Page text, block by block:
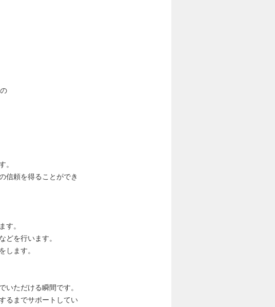
。
信頼を得ることができ
す。
どを行います。
します。
いただける瞬間です。
るまでサポートしてい